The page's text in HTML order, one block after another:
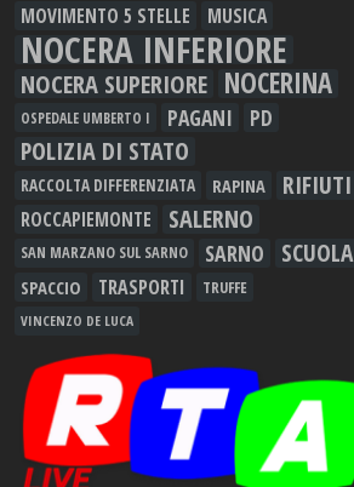
MOVIMENTO 5 STELLE MUSICA
NOCERA INFERIORE
NOCERA SUPERIORE NOCERINA
OSPEDALE UMBERTO I PAGANI PD
POLIZIA DI STATO
RACCOLTA DIFFERENZIATA RAPINA RIFIUTI
ROCCAPIEMONTE SALERNO
SAN MARZANO SUL SARNO SARNO SCUOLA
SPACCIO TRASPORTI TRUFFE
VINCENZO DE LUCA